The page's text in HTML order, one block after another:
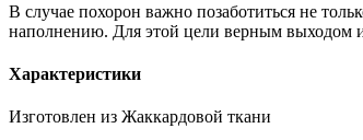
В случае похорон важно позаботиться не
наполнению. Для этой цели верным выходом
Характеристики
Изготовлен из Жаккардовой ткани